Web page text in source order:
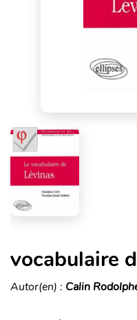
vocabulaire
Autor(en) : Calin